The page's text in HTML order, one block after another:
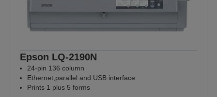
Epson LQ-2190N
24-pin 136 column
Ethernet,parallel and USB interface
Prints 1 plus 5 forms